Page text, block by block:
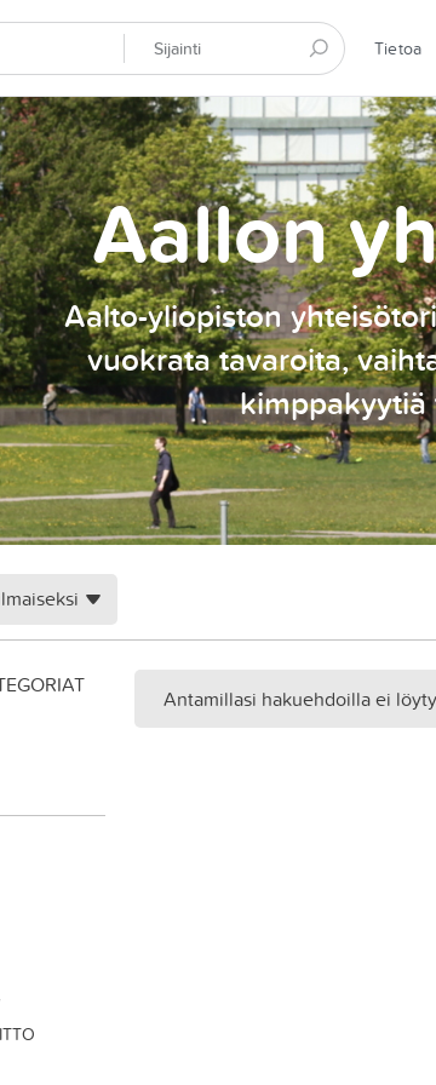
Tietoa
Aallon
Aalto-yliopiston
vuokrata tavaroita,
kimppakyytiä
Antamillasi hakuehdoilla ei